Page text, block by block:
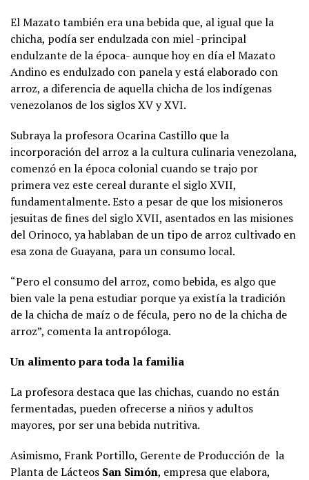
El Mazato también era una bebida que, al igual que la
chicha, podía ser endulzada con miel -principal
endulzante de la época- aunque hoy en día el Mazato
Andino es endulzado con panela y está elaborado con
arroz, a diferencia de aquella chicha de los indígenas
venezolanos de los siglos XV y XVI.
Subraya la profesora Ocarina Castillo que la
incorporación del arroz a la cultura culinaria venezolana,
comenzó en la época colonial cuando se trajo por
primera vez este cereal durante el siglo XVII,
fundamentalmente. Esto a pesar de que los misioneros
jesuitas de fines del siglo XVII, asentados en las misiones
del Orinoco, ya hablaban de un tipo de arroz cultivado en
esa zona de Guayana, para un consumo local.
“Pero el consumo del arroz, como bebida, es algo que
bien vale la pena estudiar porque ya existía la tradición
de la chicha de maíz o de fécula, pero no de la chicha de
arroz”, comenta la antropóloga.
Un alimento para toda la familia
La profesora destaca que las chichas, cuando no están
fermentadas, pueden ofrecerse a niños y adultos
mayores, por ser una bebida nutritiva.
Asimismo, Frank Portillo, Gerente de Producción de la
Planta de Lácteos San Simón, empresa que elabora,